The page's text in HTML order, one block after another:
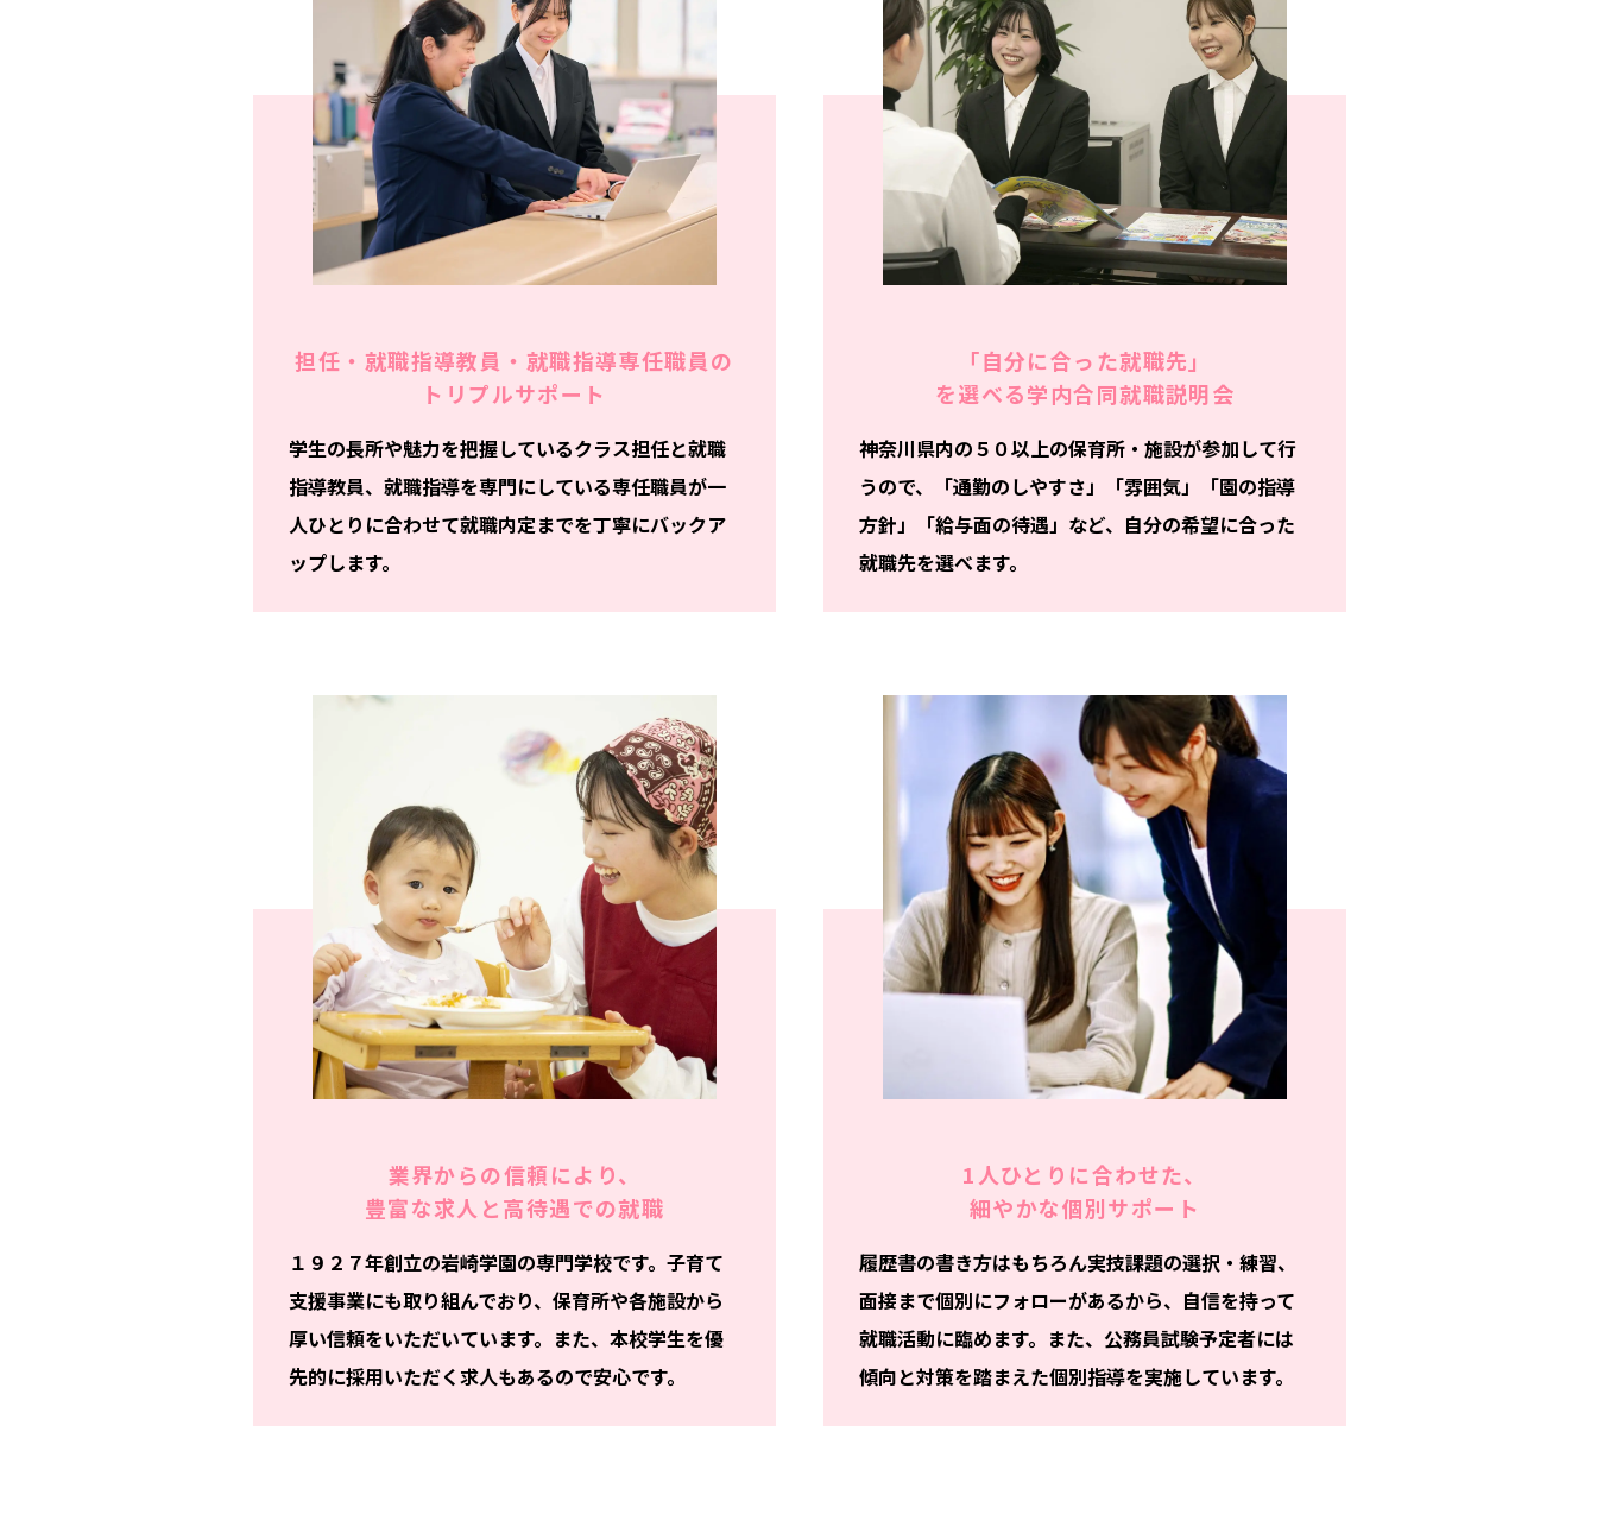
担任・就職指導教員・ 就職指導専任職員の
トリプルサポート
学生の長所や魅力を把握しているクラス担任と就職
指導教員、就職指導を専門にしている専任職員が一
人ひとりに合わせて就職内定までを丁寧にバックア
ップします。
「自分に合った就職先」
を選べる学内合同就職説明会
神奈川県内の５０以上の保育所・施設が参加して行
うので、「通勤のしやすさ」「雰囲気」「園の指導
方針」「給与面の待遇」など、自分の希望に合った
就職先を選べます。
業界からの信頼により、
豊富な求人と高待遇での就職
１９２７年創立の岩崎学園の専門学校です。子育て
支援事業にも取り組んでおり、保育所や各施設から
厚い信頼をいただいています。また、本校学生を優
先的に採用いただく求人もあるので安心です。
1人ひとりに合わせた、
細やかな個別サポート
履歴書の書き方はもちろん実技課題の選択・練習、
面接まで個別にフォローがあるから、自信を持って
就職活動に臨めます。また、公務員試験予定者には
傾向と対策を踏まえた個別指導を実施しています。